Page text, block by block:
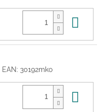
EAN: 30192mko